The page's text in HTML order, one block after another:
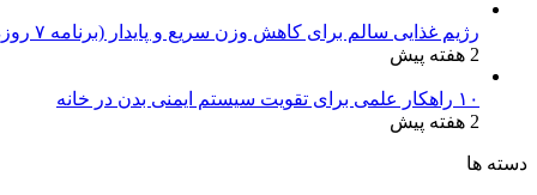
رژیم غذایی سالم برای کاهش وزن سریع و پایدار (برنامه ۷ روزه کامل)
2 هفته پیش
۱۰ راهکار علمی برای تقویت سیستم ایمنی بدن در خانه
2 هفته پیش
دسته ها